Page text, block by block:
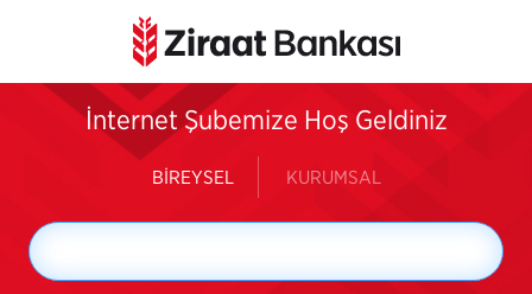
İnternet Şubemize Hoş Geldiniz
BİREYSEL KURUMSAL